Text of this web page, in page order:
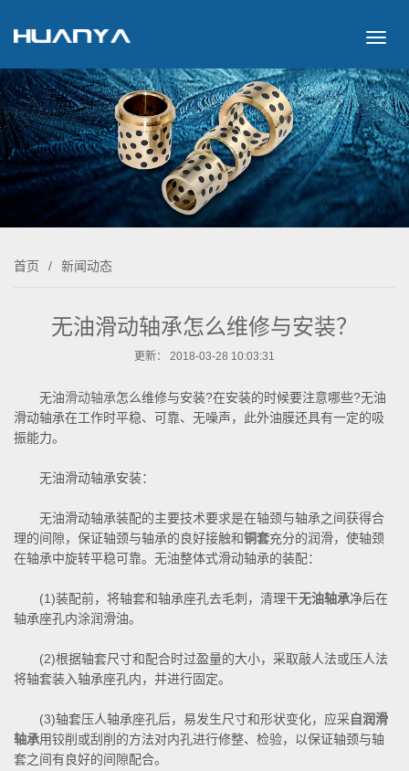
切
导
航
首页 / 新闻动态
无油滑动轴承怎么维修与安装？
更新： 2018-03-28 10:03:31
无油滑动轴承怎么维修与安装?在安装的时候要注意哪些?无油
滑动轴承在工作时平稳、可靠、无噪声，此外油膜还具有一定的吸
振能力。
无油滑动轴承安装：
无油滑动轴承装配的主要技术要求是在轴颈与轴承之间获得合
理的间隙，保证轴颈与轴承的良好接触和铜套充分的润滑，使轴颈
在轴承中旋转平稳可靠。无油整体式滑动轴承的装配：
(1)装配前，将轴套和轴承座孔去毛刺，清理干无油轴承净后在
轴承座孔内涂润滑油。
(2)根据轴套尺寸和配合时过盈量的大小，采取敲人法或压人法
将轴套装入轴承座孔内，并进行固定。
(3)轴套压人轴承座孔后，易发生尺寸和形状变化，应采自润滑
轴承用铰削或刮削的方法对内孔进行修整、检验，以保证轴颈与轴
套之间有良好的间隙配合。